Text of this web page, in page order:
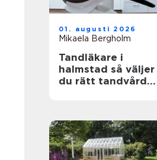
01. augusti 2026
Mikaela Bergholm
Tandläkare i
halmstad så väljer
du rätt tandvård